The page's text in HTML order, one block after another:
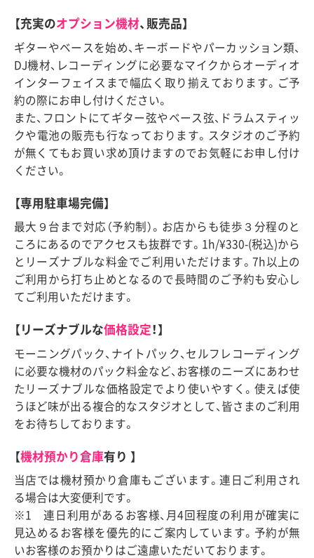
【充実のオプション機材、販売品】
ギターやベースを始め、キーボードやパーカッション類、
DJ機材、レコーディングに必要なマイクからオーディオ
インターフェイスまで幅広く取り揃えております。ご予
約の際にお申し付けください。
また、フロントにてギター弦やベース弦、ドラムスティッ
クや電池の販売も行なっております。スタジオのご予約
が無くてもお買い求め頂けますのでお気軽にお申し付け
ください。
【専用駐車場完備】
最大９台まで対応（予約制）。お店からも徒歩３分程のと
ころにあるのでアクセスも抜群です。1h/¥330-(税込)から
とリーズナブルな料金でご利用いただけます。7h以上の
ご利用から打ち止めとなるので長時間のご予約も安心し
てご利用いただけます。
【リーズナブルな価格設定！】
モーニングパック、ナイトパック、セルフレコーディング
に必要な機材のパック料金など、お客様のニーズにあわせ
たリーズナブルな価格設定でより使いやすく。使えば使
うほど味が出る複合的なスタジオとして、皆さまのご利用
をお待ちしております。
【機材預かり倉庫有り 】
当店では機材預かり倉庫もございます。連日ご利用され
る場合は大変便利です。
※1 連日利用があるお客様、月4回程度の利用が確実に
見込めるお客様を優先的にご案内しています。予約が無
いお客様のお預かりはご遠慮いただいております。